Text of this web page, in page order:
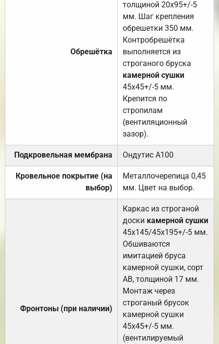
Обрешётка
толщиной 20х95+/-5
мм. Шаг крепления
обрешетки 350 мм.
Контробрешётка
выполняется из
строганого бруска
камерной сушки
45х45+/-5 мм.
Крепится по
стропилам
(вентиляционный
зазор).
Подкровельная мембрана Ондутис А100
Кровельное покрытие (на
выбор)
Металлочерепица 0,45
мм. Цвет на выбор.
Фронтоны (при наличии)
Каркас из строганой
доски камерной сушки
45х145/45х195+/-5 мм.
Обшиваются
имитацией бруса
камерной сушки, сорт
АВ, толщиной 17 мм.
Монтаж через
строганый брусок
камерной сушки
45х45+/-5 мм.
(вентилируемый